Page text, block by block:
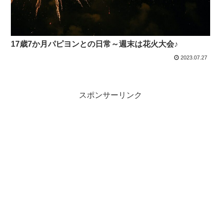
17歳7か月パピヨンとの日常～週末は花火大会♪
2023.07.27
スポンサーリンク